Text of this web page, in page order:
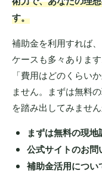
す。
補助金を利用すれば
ケースも多々ありま
「費用はどのくらい
ません。まずは無料
を踏み出してみません
まずは無料の現
公式サイトのお
補助金活用につ